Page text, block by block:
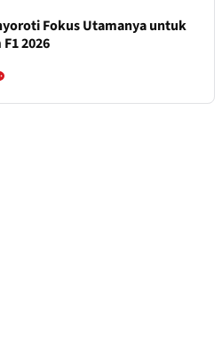
Fokus Utamanya untuk
2026